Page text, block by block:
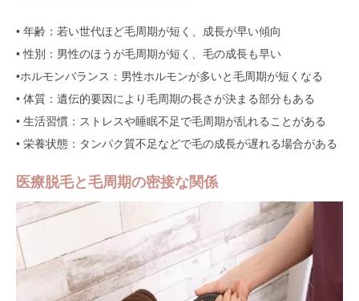
• 年齢：若い世代ほど毛周期が短く、成長が早い傾向
• 性別：男性のほうが毛周期が短く、毛の成長も早い
•ホルモンバランス：男性ホルモンが多いと毛周期が短くなる
• 体質：遺伝的要因により毛周期の長さが決まる部分もある
• 生活習慣：ストレスや睡眠不足で毛周期が乱れることがある
• 栄養状態：タンパク質不足などで毛の成長が遅れる場合がある
医療脱毛と毛周期の密接な関係